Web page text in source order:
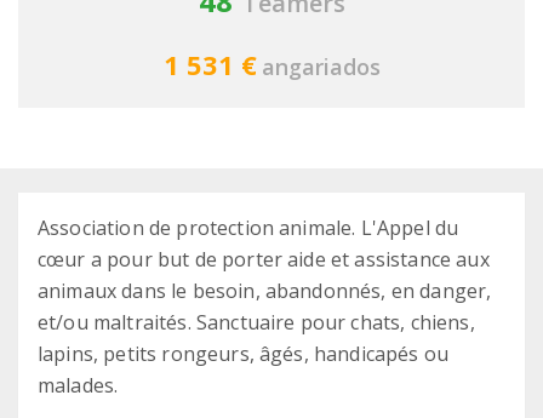
1 531 € angariados
Association de protection animale. L'Appel du
cœur a pour but de porter aide et assistance aux
animaux dans le besoin, abandonnés, en danger,
et/ou maltraités. Sanctuaire pour chats, chiens,
lapins, petits rongeurs, âgés, handicapés ou
malades.